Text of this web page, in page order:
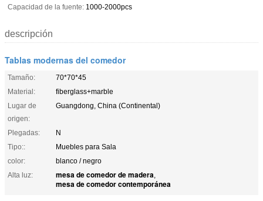
Capacidad de la fuente: 1000-2000pcs
descripción
Tablas modernas del comedor
Tamaño:
70*70*45
Material:
fiberglass+marble
Lugar de
origen:
Guangdong, China (Continental)
Plegadas:
N
Tipo::
Muebles para Sala
color:
blanco / negro
Alta luz:
mesa de comedor de madera,
mesa de comedor contemporánea